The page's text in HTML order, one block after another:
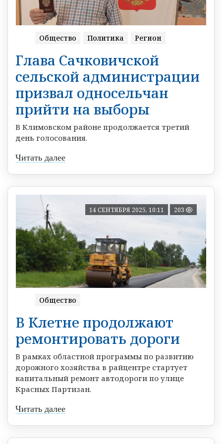
Общество Политика Регион
Глава Сачковичской
сельской администрации
призвал односельчан
прийти на выборы
В Климовском районе продолжается третий
день голосования.
Читать далее
14 СЕНТЯБРЯ 2025, 10:11 203
Общество
В Клетне продолжают
ремонтировать дороги
В рамках областной программы по развитию
дорожного хозяйства в райцентре стартует
капитальный ремонт автодороги по улице
Красных Партизан.
Читать далее